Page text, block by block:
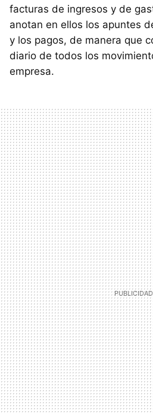
facturas de ingresos y de
anotan en ellos los apuntes
y los pagos, de manera que
diario de todos los
empresa.